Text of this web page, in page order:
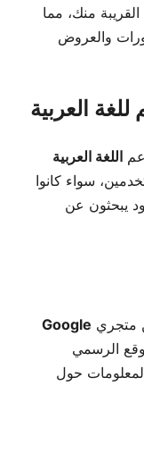
منك، مما
والعروض
العربية
اللغة العربية
سواء كانوا
يبحثون عن
متجري Google
الرسمي
حول